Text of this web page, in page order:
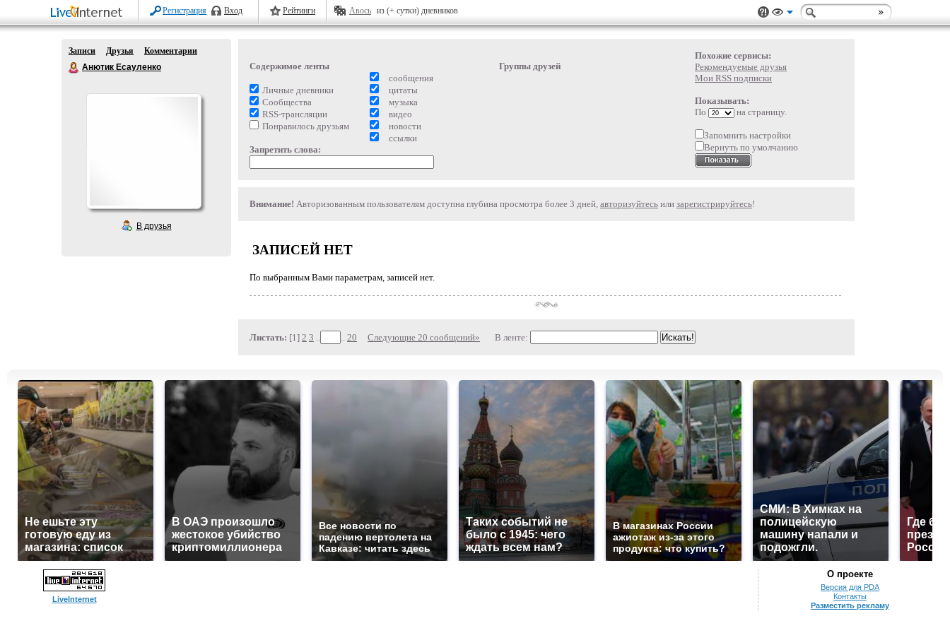
Регистрация Вход Рейтинги Авось из (+ сутки) дневников
Записи Друзья
Комментарии
Анютик Есауленко
В друзья
Похожие сервисы:
Рекомендуемые друзья
Мои RSS подписки
Показывать:
По
на страницу.
Запомнить настройки
Вернуть по умолчанию
Содержимое ленты
Личные дневники
Сообщества
RSS-трансляции
Понравилось друзьям
сообщения
цитаты
музыка
видео
новости
ссылки
Группы друзей
Запретить слова:
Внимание! Авторизованным пользователям доступна глубина просмотра более 3 дней, авторизуйтесь или зарегистрируйтесь!
ЗАПИСЕЙ НЕТ
По выбранным Вами параметрам, записей нет.
Листать: [1] 2 3 .. .. 20 Следующие 20 сообщений» В ленте:
Не ешьте эту
готовую еду из
магазина: список
В ОАЭ произошло
жестокое убийство
криптомиллионера
Все новости по
падению вертолета на
Кавказе: читать здесь
Таких событий не
было с 1945: чего
ждать всем нам?
В магазинах России
ажиотаж из-за этого
продукта: что купить?
СМИ: В Химках на
полицейскую
машину напали и
подожгли.
Где
LiveInternet
О проекте
Версия для PDA
Контакты
Разместить рекламу